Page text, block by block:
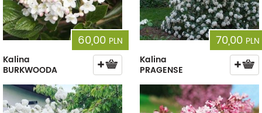
60,00 PLN
Kalina
BURKWOODA
70,00 PLN
Kalina
PRAGENSE